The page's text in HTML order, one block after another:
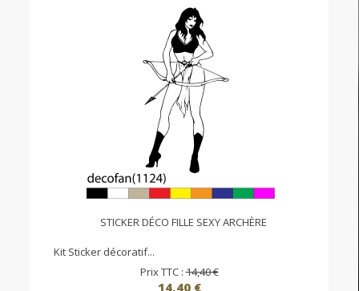
STICKER DÉCO FILLE SEXY ARCHÈRE
Kit Sticker décoratif...
Prix TTC :14,40 €
14,40 €